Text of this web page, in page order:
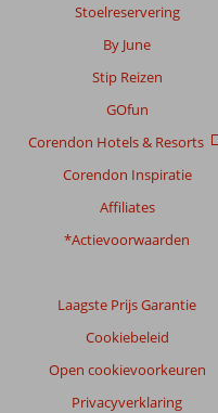
Stoelreservering
By June
Stip Reizen
GOfun
Corendon Hotels & Resorts
Corendon Inspiratie
Affiliates
*Actievoorwaarden
Laagste Prijs Garantie
Cookiebeleid
Open cookievoorkeuren
Privacyverklaring